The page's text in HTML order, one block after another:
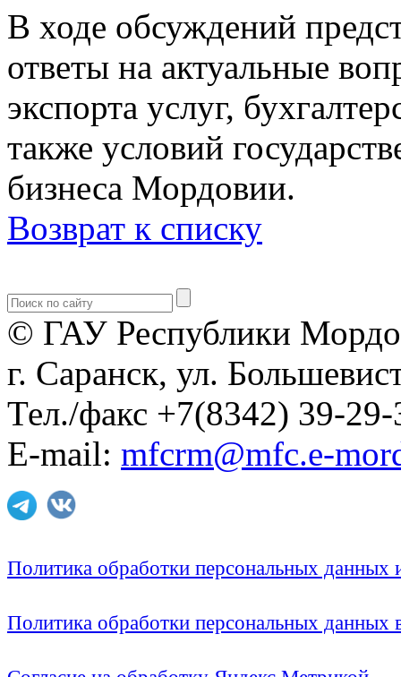
В ходе обсуждений
ответы на актуальные
экспорта услуг,
также условий
бизнеса Мордовии.
Возврат к списку
© ГАУ Республики
г. Саранск, ул.
Тел./факс +7(8342) 39-29-
E-mail: mfcrm@mfc.e-
Политика обработки персональных
Политика обработки персональных